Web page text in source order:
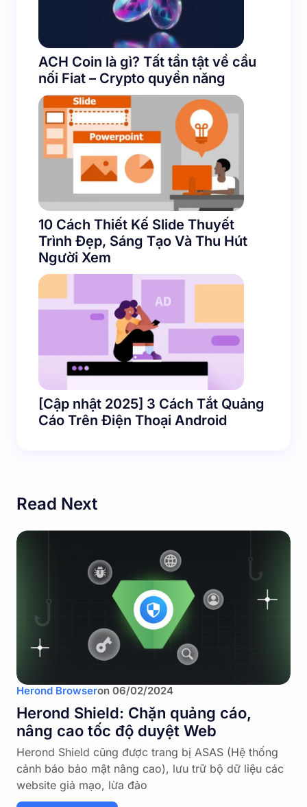
ACH Coin là gì? Tất tần tật về cầu
nối Fiat – Crypto quyền năng
10 Cách Thiết Kế Slide Thuyết
Trình Đẹp, Sáng Tạo Và Thu Hút
Người Xem
[Cập nhật 2025] 3 Cách Tắt Quảng
Cáo Trên Điện Thoại Android
Read Next
Herond Browseron 06/02/2024
Herond Shield: Chặn quảng cáo,
nâng cao tốc độ duyệt Web
Herond Shield cũng được trang bị ASAS (Hệ thống
cảnh báo bảo mật nâng cao), lưu trữ bộ dữ liệu các
website giả mạo, lừa đảo